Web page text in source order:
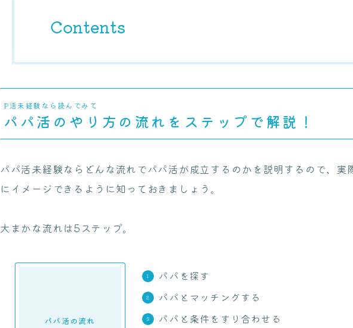
Contents
P活未経験なら読んでみて
パパ活のやり方の流れをステップで解説！
パパ活未経験ならどんな流れでパパ活が成立するのかを説明するので、実
にイメージできるように知っておきましょう。
大まかな流れは5ステップ。
パパ活の流れ
パパを探す
パパとマッチングする
パパと条件をすり合わせる